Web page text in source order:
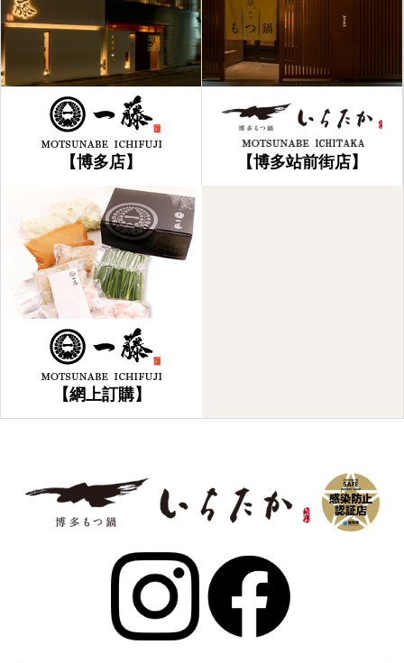
【博多店】 【博多站前街店】
【網上訂購】